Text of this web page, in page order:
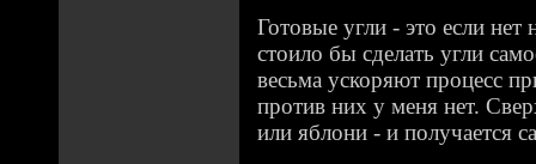
Готовые угли - это если нет
стоило бы сделать угли
весьма ускоряют процесс
против них у меня нет.
или яблони - и получается